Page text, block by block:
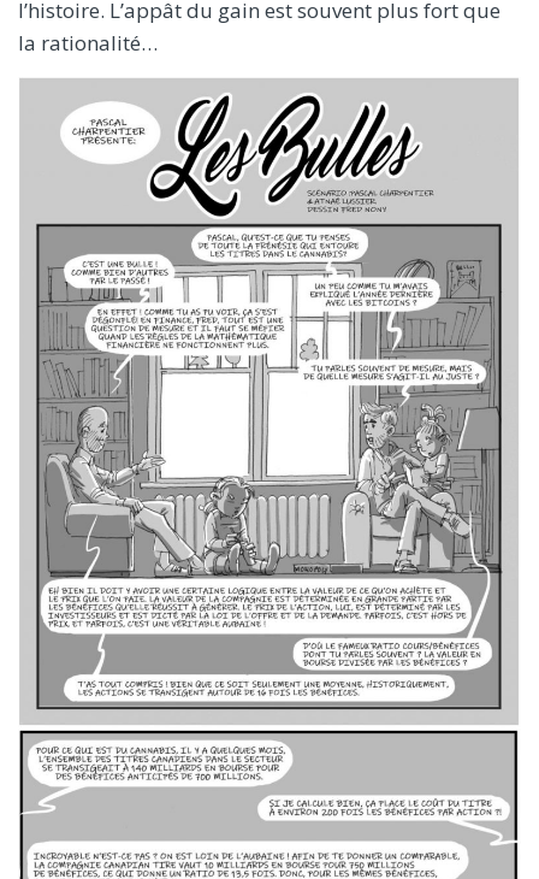
l’histoire. L’appât du gain est souvent plus fort que
la rationalité…